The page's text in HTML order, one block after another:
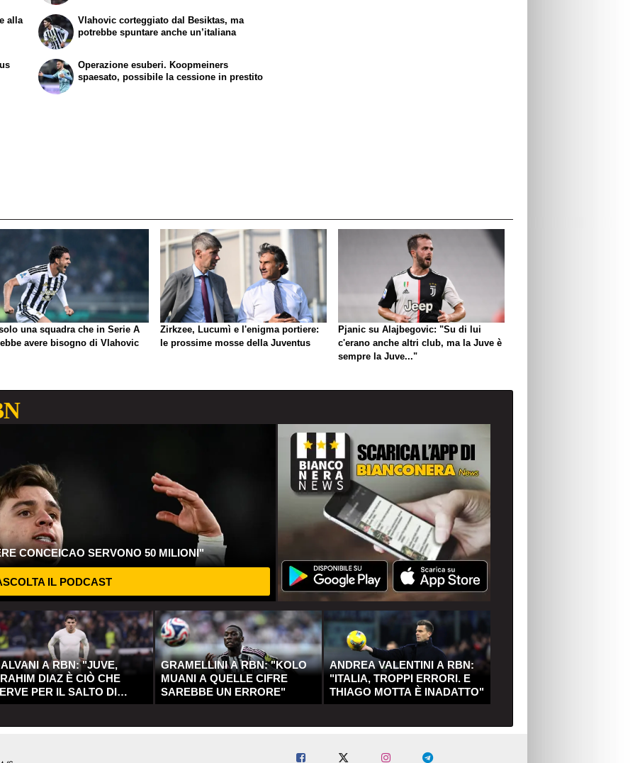
alla
Vlahovic corteggiato dal Besiktas, ma
potrebbe spuntare anche un’italiana
Operazione esuberi. Koopmeiners
spaesato, possibile la cessione in prestito
una squadra che in Serie A
avere bisogno di Vlahovic
Zirkzee, Lucumì e l'enigma portiere:
le prossime mosse della Juventus
Pjanic su Alajbegovic: "Su di lui
c'erano anche altri club, ma la Juve è
sempre la Juve..."
CONCEICAO SERVONO 50 MILIONI"
IL PODCAST
A RBN: "JUVE,
DIAZ È CIÒ CHE
PER IL SALTO DI
GRAMELLINI A RBN: "KOLO
MUANI A QUELLE CIFRE
SAREBBE UN ERRORE"
ANDREA VALENTINI A RBN:
"ITALIA, TROPPI ERRORI. E
THIAGO MOTTA È INADATTO"